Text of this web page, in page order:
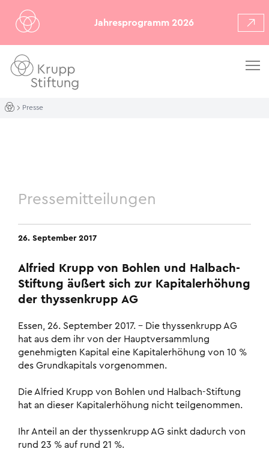
Jahresprogramm 2026
Presse
Pressemitteilungen
26. September 2017
Alfried Krupp von Bohlen und Halbach-
Stiftung äußert sich zur Kapitalerhöhung
der thyssenkrupp AG
Essen, 26. September 2017. – Die thyssenkrupp AG
hat aus dem ihr von der Hauptversammlung
genehmigten Kapital eine Kapitalerhöhung von 10 %
des Grundkapitals vorgenommen.
Die Alfried Krupp von Bohlen und Halbach-Stiftung
hat an dieser Kapitalerhöhung nicht teilgenommen.
Ihr Anteil an der thyssenkrupp AG sinkt dadurch von
rund 23 % auf rund 21 %.